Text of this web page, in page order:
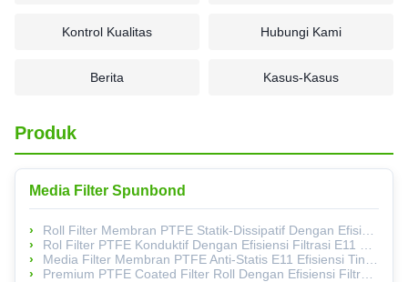
Kontrol Kualitas Hubungi Kami
Berita Kasus-Kasus
Produk
Media Filter Spunbond
Roll Filter Membran PTFE Statik-Dissipatif Dengan Efisiensi Filtrasi F9 Dan Ketahanan Panas 120°C Untuk Pemulihan Lapisan Bubuk
Rol Filter PTFE Konduktif Dengan Efisiensi Filtrasi E11 Dan Anti-Statik Permanen Untuk Lapisan Bubuk Aliran Udara Tinggi
Media Filter Membran PTFE Anti-Statis E11 Efisiensi Tinggi Dengan Konduktivitas Permanen Dan Kekuatan Tarik Tinggi Untuk Pelapisan Bubuk
Premium PTFE Coated Filter Roll Dengan Efisiensi Filtrasi E11, Permanen Anti-Statis, Dan 120°C Ketahanan Panas Untuk Pemulihan Powder Coating